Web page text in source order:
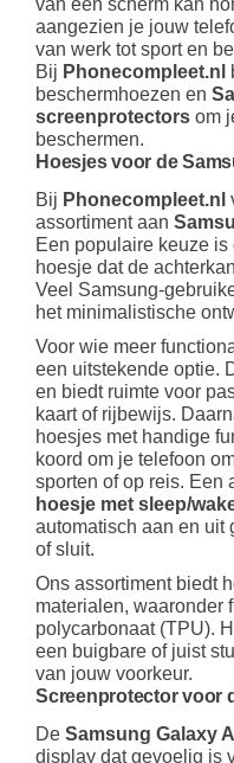
van een scherm kan
aangezien je jouw
van werk tot sport en
Bij Phonecompleet.nl
beschermhoezen en
screenprotectors om
beschermen.
Hoesjes voor de
Bij Phonecompleet.nl
assortiment aan
Een populaire keuze is
hoesje dat de
Veel Samsung-
het minimalistische
Voor wie meer
een uitstekende optie.
en biedt ruimte voor
kaart of rijbewijs.
hoesjes met handige
koord om je telefoon
sporten of op reis. Een
hoesje met sleep/
automatisch aan en uit
of sluit.
Ons assortiment biedt
materialen, waaronder
polycarbonaat (TPU).
een buigbare of juist
van jouw voorkeur.
Screenprotector voor
De Samsung Galaxy
display dat gevoelig is